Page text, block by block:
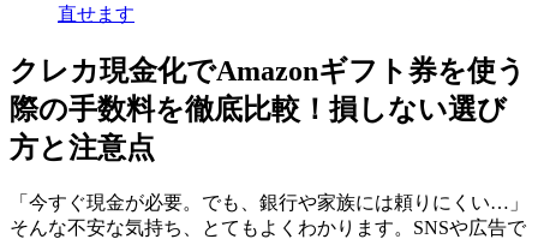
直せます
クレカ現金化でAmazonギフト券を使う
際の手数料を徹底比較！損しない選び
方と注意点
「今すぐ現金が必要。でも、銀行や家族には頼りにくい…」
そんな不安な気持ち、とてもよくわかります。SNSや広告で